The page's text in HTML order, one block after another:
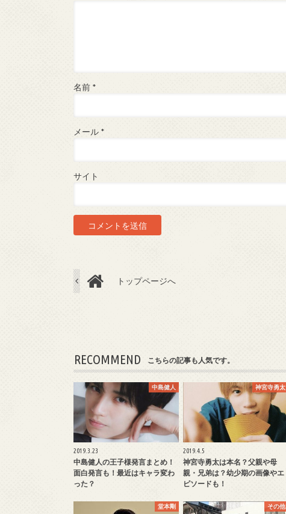
名前 *
メール *
サイト
トップページへ
RECOMMEND こちらの記事も人気です。
中島健人
2019.3.23
中島健人の王子様発言まとめ！
面白発言も！最近はキャラ変わ
った？
神宮寺勇太
2019.4.5
神宮寺勇太は本名？父親や母
親・兄弟は？幼少期の画像やエ
ピソードも！
堂本剛 その他